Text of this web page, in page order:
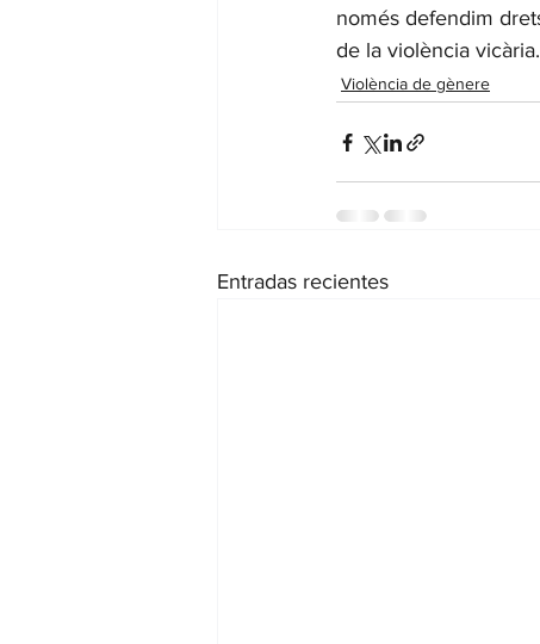
només defendim
de la violència vicària.
Violència de gènere
Entradas recientes